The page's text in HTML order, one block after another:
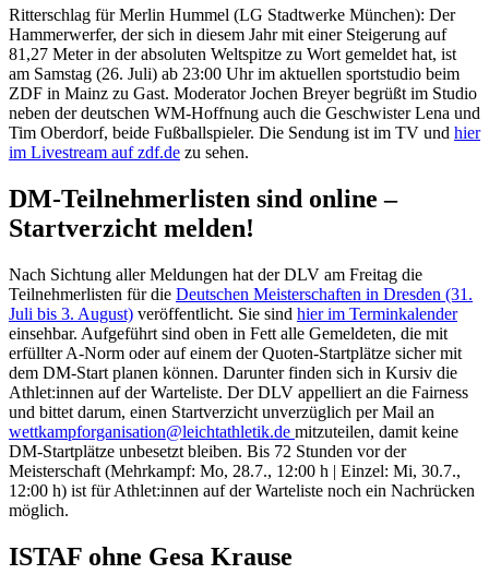
Ritterschlag für Merlin Hummel (LG Stadtwerke München): Der
Hammerwerfer, der sich in diesem Jahr mit einer Steigerung auf
81,27 Meter in der absoluten Weltspitze zu Wort gemeldet hat, ist
am Samstag (26. Juli) ab 23:00 Uhr im aktuellen sportstudio beim
ZDF in Mainz zu Gast. Moderator Jochen Breyer begrüßt im Studio
neben der deutschen WM-Hoffnung auch die Geschwister Lena und
Tim Oberdorf, beide Fußballspieler. Die Sendung ist im TV und hier
im Livestream auf zdf.de zu sehen.
DM-Teilnehmerlisten sind online –
Startverzicht melden!
Nach Sichtung aller Meldungen hat der DLV am Freitag die
Teilnehmerlisten für die Deutschen Meisterschaften in Dresden (31.
Juli bis 3. August) veröffentlicht. Sie sind hier im Terminkalender
einsehbar. Aufgeführt sind oben in Fett alle Gemeldeten, die mit
erfüllter A-Norm oder auf einem der Quoten-Startplätze sicher mit
dem DM-Start planen können. Darunter finden sich in Kursiv die
Athlet:innen auf der Warteliste. Der DLV appelliert an die Fairness
und bittet darum, einen Startverzicht unverzüglich per Mail an
wettkampforganisation@leichtathletik.de mitzuteilen, damit keine
DM-Startplätze unbesetzt bleiben. Bis 72 Stunden vor der
Meisterschaft (Mehrkampf: Mo, 28.7., 12:00 h | Einzel: Mi, 30.7.,
12:00 h) ist für Athlet:innen auf der Warteliste noch ein Nachrücken
möglich.
ISTAF ohne Gesa Krause